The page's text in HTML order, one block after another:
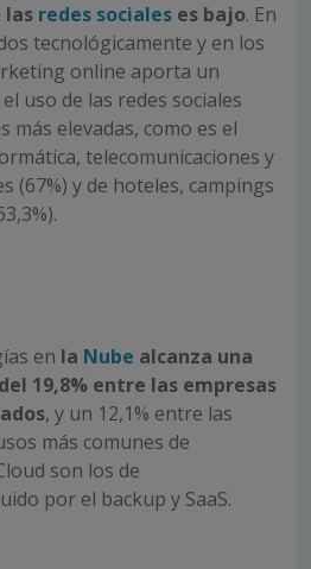
las redes sociales es bajo. En
tecnológicamente y en los
online aporta un
uso de las redes sociales
más elevadas, como es el
telecomunicaciones y
(67%) y de hoteles, campings
en la Nube alcanza una
19,8% entre las empresas
, y un 12,1% entre las
más comunes de
son los de
por el backup y SaaS.